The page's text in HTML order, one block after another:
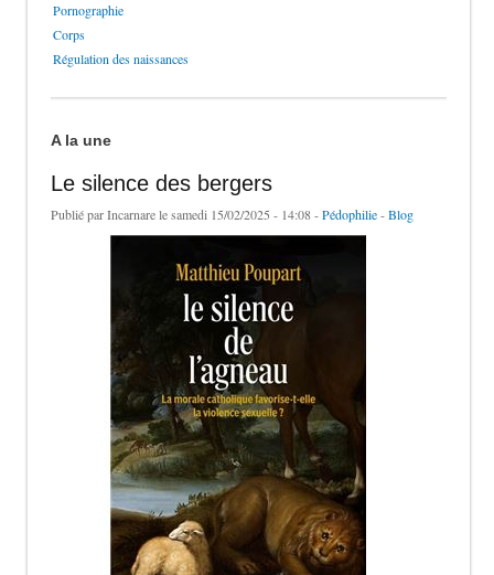
Pornographie
Corps
Régulation des naissances
A la une
Le silence des bergers
Publié parIncarnarele samedi 15/02/2025 - 14:08 -Pédophilie-Blog